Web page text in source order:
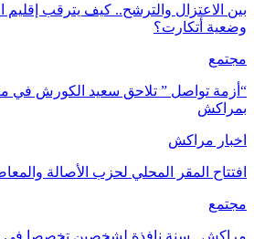
بين الاعتزال والترشح.. كيف يترقب إقليم
وضعية أتكارت؟
مجتمع
“أزمة تواصل ” تلاحق سعيد الكورش في
بمراكش
اخبار مراكش
افتتاح المقر المحلي لحزب الأصالة
مجتمع
مراكش.. سنة نافذة لشخصين تخصصا في